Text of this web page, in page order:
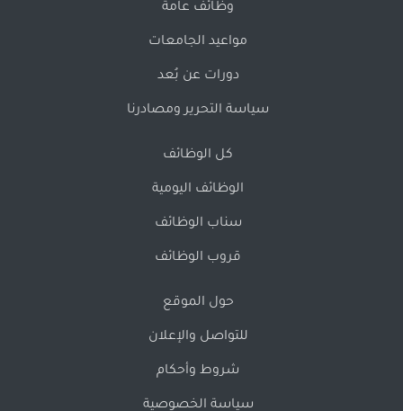
وظائف عامة
مواعيد الجامعات
دورات عن بُعد
سياسة التحرير ومصادرنا
كل الوظائف
الوظائف اليومية
سناب الوظائف
قروب الوظائف
حول الموقع
للتواصل والإعلان
شروط وأحكام
سياسة الخصوصية